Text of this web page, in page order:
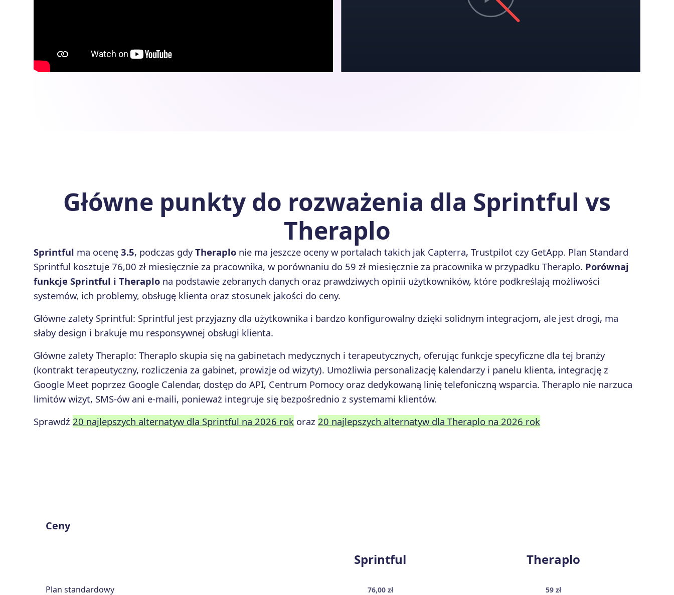
Główne punkty do rozważenia dla Sprintful vs
Theraplo
Sprintful ma ocenę3.5, podczas gdyTheraplo nie ma jeszcze oceny w portalach takich jak Capterra, Trustpilot czy GetApp. Plan Standard
Sprintful kosztuje 76,00 zł miesięcznie za pracownika, w porównaniu do 59 zł miesięcznie za pracownika w przypadku Theraplo. Porównaj
funkcje Sprintful i Theraplo na podstawie zebranych danych oraz prawdziwych opinii użytkowników, które podkreślają możliwości
systemów, ich problemy, obsługę klienta oraz stosunek jakości do ceny.
Główne zalety Sprintful: Sprintful jest przyjazny dla użytkownika i bardzo konfigurowalny dzięki solidnym integracjom, ale jest drogi, ma
słaby design i brakuje mu responsywnej obsługi klienta.
Główne zalety Theraplo: Theraplo skupia się na gabinetach medycznych i terapeutycznych, oferując funkcje specyficzne dla tej branży
(kontrakt terapeutyczny, rozliczenia za gabinet, prowizje od wizyty). Umożliwia personalizację kalendarzy i panelu klienta, integrację z
Google Meet poprzez Google Calendar, dostęp do API, Centrum Pomocy oraz dedykowaną linię telefoniczną wsparcia. Theraplo nie narzuca
limitów wizyt, SMS-ów ani e-maili, ponieważ integruje się bezpośrednio z systemami klientów.
Sprawdź 20 najlepszych alternatyw dla Sprintful na 2026 rok oraz 20 najlepszych alternatyw dla Theraplo na 2026 rok
Ceny
Sprintful Theraplo
Plan standardowy 76,00 zł 59 zł